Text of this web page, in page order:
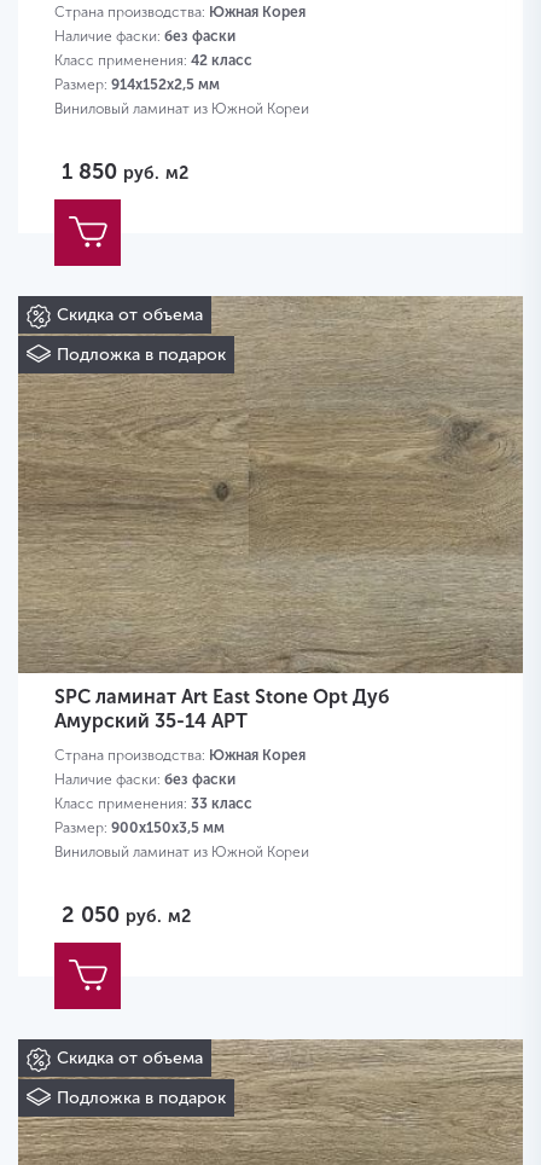
Страна производства: Южная Корея
Наличие фаски: без фаски
Класс применения: 42 класс
Размер: 914х152х2,5 мм
Виниловый ламинат из Южной Кореи
1 850 руб. м2
Скидка от объема
Подложка в подарок
SPC ламинат Art East Stone Opt Дуб
Амурский 35-14 APT
Страна производства: Южная Корея
Наличие фаски: без фаски
Класс применения: 33 класс
Размер: 900х150х3,5 мм
Виниловый ламинат из Южной Кореи
2 050 руб. м2
Скидка от объема
Подложка в подарок